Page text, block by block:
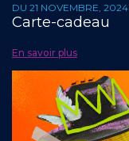
DU 21 NOVEMBRE,
Carte-cadeau
En savoir plus